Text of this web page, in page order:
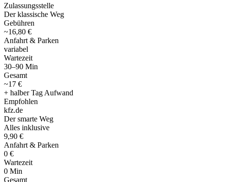
Zulassungsstelle
Der klassische Weg
Gebühren
~16,80 €
Anfahrt & Parken
variabel
Wartezeit
30–90 Min
Gesamt
~17 €
+ halber Tag Aufwand
Empfohlen
kfz.de
Der smarte Weg
Alles inklusive
9,90 €
Anfahrt & Parken
0 €
Wartezeit
0 Min
Gesamt